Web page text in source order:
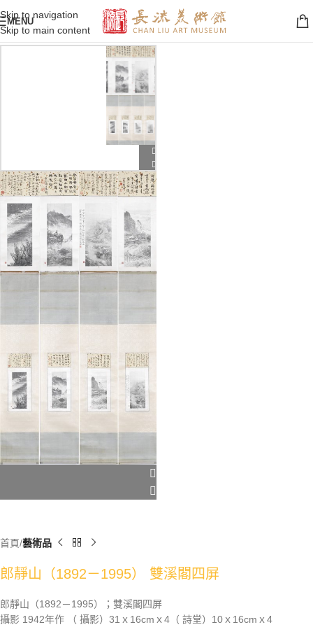
Skip to navigation
Skip to main content
MENU
首頁 藝術品
郎靜山（1892－1995） 雙溪閣四屏
郎靜山（1892－1995）；雙溪閣四屏
攝影 1942年作 （ 攝影）31ｘ16cmｘ4（ 詩堂）10ｘ16cmｘ4